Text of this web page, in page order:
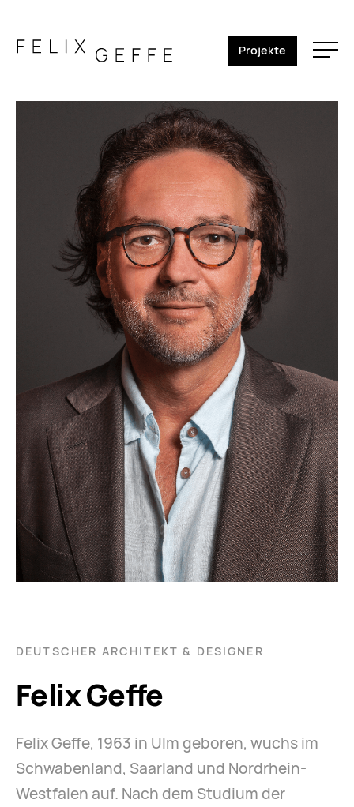
Projekte
DEUTSCHER ARCHITEKT & DESIGNER
Felix Geffe
Felix Geffe, 1963 in Ulm geboren, wuchs im
Schwaben­land, Saarland und Nordrhein-
Westfalen auf. Nach dem Studium der